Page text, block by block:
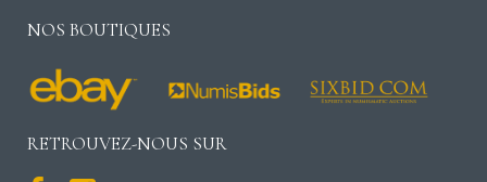
NOS BOUTIQUES
RETROUVEZ-NOUS SUR